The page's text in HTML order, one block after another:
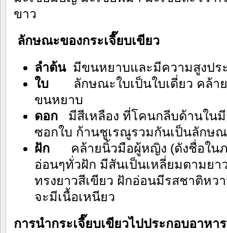
ขาว
ลักษณะของกระเจี๊ยบเขียว
ลำต้นมีขนหยาบและมีความสูงปร
ใบ
ลักษณะใบเป็นใบเดี่ยว คล้า
ขนหยาบ
ดอกมีสีเหลือง ที่โคนกลีบด้านในมี
ซอกใบ ก้านชูเรณูรวมกันเป็นลักษ
ฝักคล้ายนิ้วมือผู้หญิง (ดังชื่อในภ
อ่อนๆทั่วฝัก มีสันเป็นเหลี่ยมตามยา
ทรงยาวสีเขียว ฝักอ่อนมีรสชาติหว
จะมีเนื้อเหนียว
การนำกระเจี๊ยบเขียวไปประกอบอาหาร